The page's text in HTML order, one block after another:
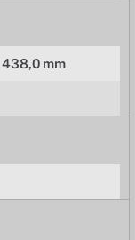
mm